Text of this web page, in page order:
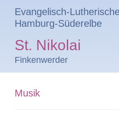
Evangelisch-
Hamburg-Süderelbe
St. Nikolai
Finkenwerder
Musik